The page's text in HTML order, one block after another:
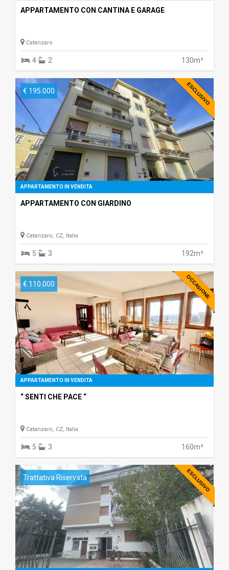
APPARTAMENTO CON CANTINA E GARAGE
Catanzaro
4 2 130m²
ESCLUSIVO
€ 195.000
APPARTAMENTO IN VENDITA
APPARTAMENTO CON GIARDINO
Catanzaro, CZ, Italia
5 3 192m²
OCCASIONE
€ 110.000
APPARTAMENTO IN VENDITA
“ SENTI CHE PACE “
Catanzaro, CZ, Italia
5 3 160m²
ESCLUSIVO
Trattativa Riservata